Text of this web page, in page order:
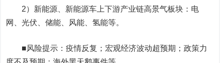
2）新能源、新能源车上下游产业链高景气板块： 电
网、光伏、储能、风能、氢能等。
■风险提示：疫情反复；宏观经济波动超预期；政策力